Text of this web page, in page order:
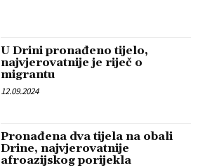
U Drini pronađeno tijelo,
najvjerovatnije je riječ o
migrantu
12.09.2024
Pronađena dva tijela na obali
Drine, najvjerovatnije
afroazijskog porijekla